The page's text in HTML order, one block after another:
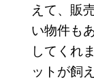
えて、販
い物件も
してくれ
ットが飼